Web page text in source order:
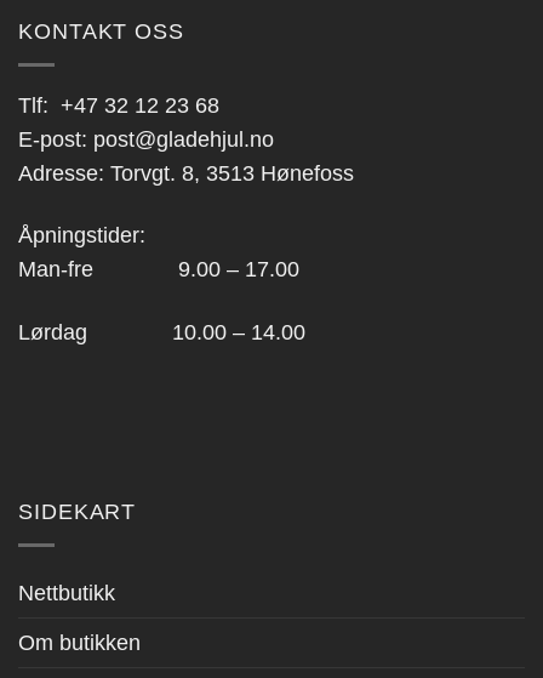
KONTAKT OSS
Tlf: +47 32 12 23 68
E-post: post@gladehjul.no
Adresse: Torvgt. 8, 3513 Hønefoss
Åpningstider:
Man-fre 9.00 – 17.00
Lørdag 10.00 – 14.00
SIDEKART
Nettbutikk
Om butikken